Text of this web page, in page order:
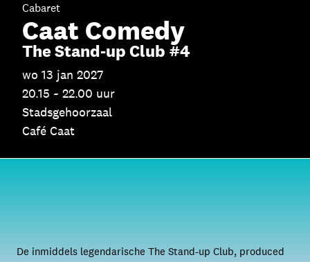
Cabaret
Caat Comedy
The Stand-up Club #4
wo 13 jan 2027
20.15 ~ 22.00 uur
Stadsgehoorzaal
Café Caat
De inmiddels legendarische The Stand-up Club, produced